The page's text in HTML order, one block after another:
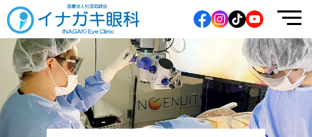
イナガキ眼科